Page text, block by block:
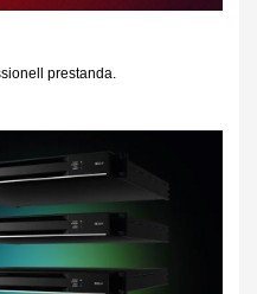
prestanda.